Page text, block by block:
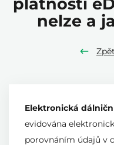
platnosti
nelze a
Elektronická
evidována
porovnáním údajů v